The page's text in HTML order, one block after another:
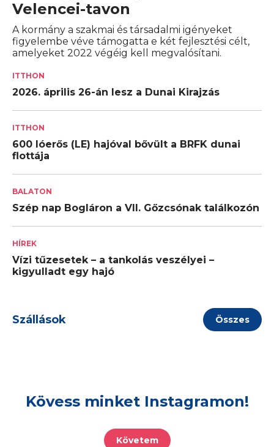
Velencei-tavon
A kormány a szakmai és társadalmi igényeket
figyelembe véve támogatta e két fejlesztési célt,
amelyeket 2022 végéig kell megvalósítani.
ITTHON
2026. április 26-án lesz a Dunai Kirajzás
ITTHON
600 lóerős (LE) hajóval bővült a BRFK dunai
flottája
BALATON
Szép nap Bogláron a VII. Gőzcsónak találkozón
HÍREK
Vízi tűzesetek – a tankolás veszélyei –
kigyulladt egy hajó
Szállások Összes
Kövess minket Instagramon!
Követem